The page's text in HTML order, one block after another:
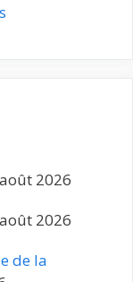
2026
2026
de la